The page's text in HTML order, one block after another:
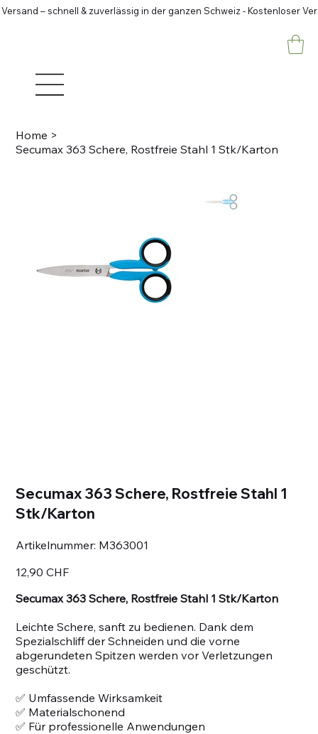
– schnell & zuverlässig in der ganzen Schweiz - Kostenloser
Home >
Secumax 363 Schere, Rostfreie Stahl 1 Stk/Karton
Secumax 363 Schere, Rostfreie Stahl 1
Stk/Karton
Artikelnummer: Artikelnummer:
M363001
M363001
12,90 CHF
Secumax 363 Schere, Rostfreie Stahl 1 Stk/Karton
Leichte Schere, sanft zu bedienen. Dank dem
Spezialschliff der Schneiden und die vorne
abgerundeten Spitzen werden vor Verletzungen
geschützt.
✅ Umfassende Wirksamkeit
✅ Materialschonend
✅ Für professionelle Anwendungen